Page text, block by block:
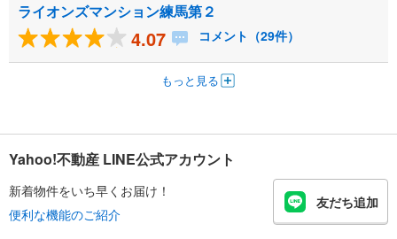
ライオンズマンション練馬第２
4.07 コメント（29件）
もっと見る
Yahoo!不動産 LINE公式アカウント
新着物件をいち早くお届け！
便利な機能のご紹介
友だち追加